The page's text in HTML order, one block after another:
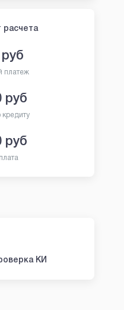
расчета
платеж
руб
кредиту
руб
КИ